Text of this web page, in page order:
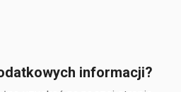
informacji?